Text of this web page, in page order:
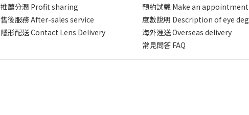
推薦分潤 Profit sharing
售後服務 After-sales service
隱形配送 Contact Lens Delivery
預約試戴 Make an appointment
度數說明 Description of eye
海外運送 Overseas delivery
常見問答 FAQ